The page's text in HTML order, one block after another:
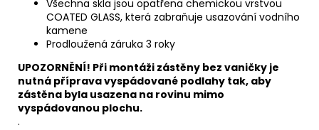
Všechna skla jsou opatřena chemickou vrstvou
COATED GLASS, která zabraňuje usazování vodního
kamene
Prodloužená záruka 3 roky
UPOZORNĚNÍ! Při montáži zástěny bez vaničky je
nutná příprava vyspádované podlahy tak, aby
zástěna byla usazena na rovinu mimo
vyspádovanou plochu.
.